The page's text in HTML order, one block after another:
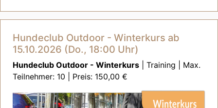
Hundeclub Outdoor - Winterkurs ab
15.10.2026 (Do., 18:00 Uhr)
Hundeclub Outdoor - Winterkurs | Training | Max.
Teilnehmer: 10 | Preis: 150,00 €